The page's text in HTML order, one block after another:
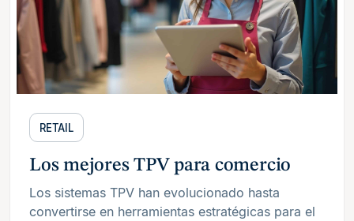
RETAIL
Los mejores TPV para comercio
Los sistemas TPV han evolucionado hasta
convertirse en herramientas estratégicas para el